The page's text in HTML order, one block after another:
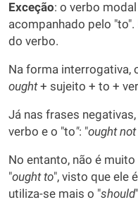
Exceção: o verbo modal
acompanhado pelo
do verbo.
Na forma interrogativa,
ought+ sujeito + to +
Já nas frases
verbo e o "to": "ought
No entanto, não é
"ought to", visto que ele
utiliza-se mais o "should